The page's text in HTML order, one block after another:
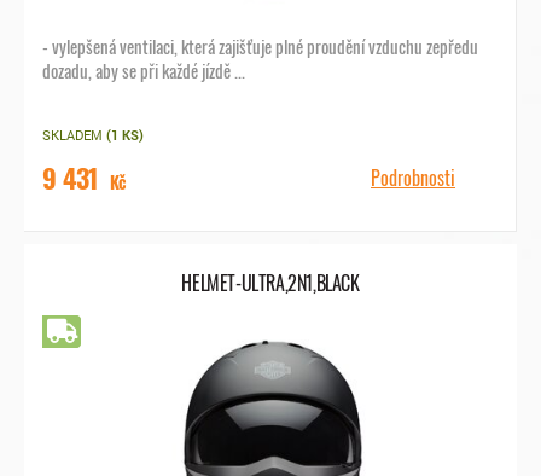
- vylepšená ventilaci, která zajišťuje plné proudění vzduchu zepředu
SKLADEM (1 KS)
9 431 Kč Podrobnosti
HELMET-ULTRA,2N1,BLACK
Doprava zdarma